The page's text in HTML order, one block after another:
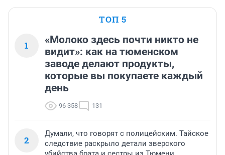
ТОП 5
1
«Молоко здесь почти никто не
видит»: как на тюменском
заводе делают продукты,
которые вы покупаете каждый
день
96 358 131
2
Думали, что говорят с полицейским. Тайское
следствие раскрыло детали зверского